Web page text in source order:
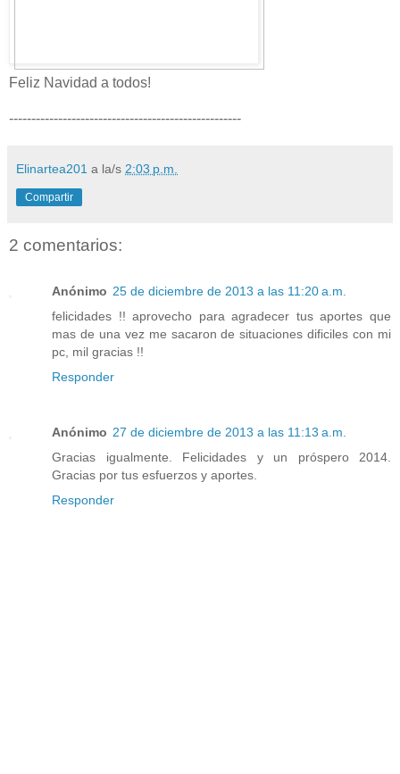
Feliz Navidad a todos!
----------------------------------------------------
Elinartea201 a la/s 2:03 p.m.
Compartir
2 comentarios:
Anónimo 25 de diciembre de 2013 a las 11:20 a.m.
felicidades !! aprovecho para agradecer tus aportes que
mas de una vez me sacaron de situaciones dificiles con mi
pc, mil gracias !!
Responder
Anónimo 27 de diciembre de 2013 a las 11:13 a.m.
Gracias igualmente. Felicidades y un próspero 2014.
Gracias por tus esfuerzos y aportes.
Responder